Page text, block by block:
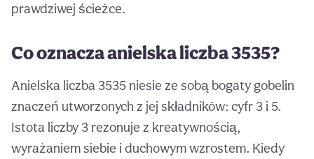
prawdziwej ścieżce.
Co oznacza anielska liczba 3535?
Anielska liczba 3535 niesie ze sobą bogaty gobelin
znaczeń utworzonych z jej składników: cyfr 3 i 5.
Istota liczby 3 rezonuje z kreatywnością,
wyrażaniem siebie i duchowym wzrostem. Kiedy